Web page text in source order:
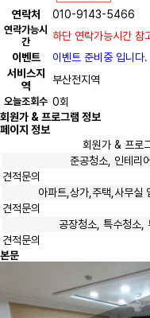
연락처 010-9143-5466
연락가능시
간
하단 연락가능시간 참
이벤트
이벤트 준비중 입니다.
서비스지
역
부산전지역
오늘조회수 0회
회원가 & 프로그램 정보
페이지 정보
회원가 & 프로
준공청소, 인테리
견적문의
아파트,상가,주택,사무실
견적문의
공장청소, 특수청소,
견적문의
본문